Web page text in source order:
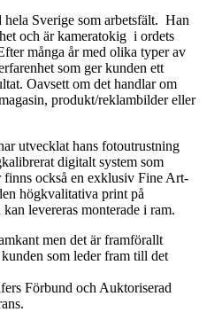
Sverige som arbetsfält. Han
och är kameratokig i ordets
många år med olika typer av
som ger kunden ett
Oavsett om det handlar om
produkt/reklambilder eller
utvecklat hans fotoutrustning
digitalt system som
finns också en exklusiv Fine Art-
högkvalitativa print på
levereras monterade i ram.
men det är framförallt
kunden som leder fram till det
Förbund och Auktoriserad